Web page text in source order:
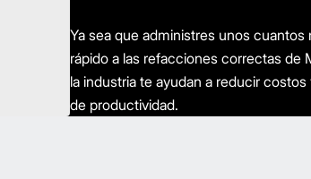
Ya sea que administres unos
rápido a las refacciones correctas de
la industria te ayudan a reducir
de productividad.